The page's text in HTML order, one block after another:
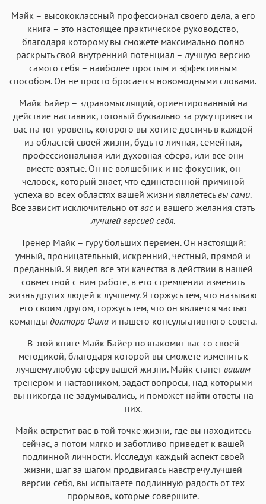
Майк – высококлассный профессионал своего дела, а его
книга – это настоящее практическое руководство,
благодаря которому вы сможете максимально полно
раскрыть свой внутренний потенциал – лучшую версию
самого себя – наиболее простым и эффективным
способом. Он не просто бросается новомодными словами.
Майк Байер – здравомыслящий, ориентированный на
действие наставник, готовый буквально за руку привести
вас на тот уровень, которого вы хотите достичь в каждой
из областей своей жизни, будь то личная, семейная,
профессиональная или духовная сфера, или все они
вместе взятые. Он не волшебник и не фокусник, он
человек, который знает, что единственной причиной
успеха во всех областях вашей жизни являетесьвы сами.
Все зависит исключительно отвас и вашего желания стать
лучшей версией себя.
Тренер Майк – гуру больших перемен. Он настоящий:
умный, проницательный, искренний, честный, прямой и
преданный. Я видел все эти качества в действии в нашей
совместной с ним работе, в его стремлении изменить
жизнь других людей к лучшему. Я горжусь тем, что называю
его своим другом, горжусь тем, что он является частью
команды доктора Филаи нашего консультативного совета.
В этой книге Майк Байер познакомит вас со своей
методикой, благодаря которой вы сможете изменить к
лучшему любую сферу вашей жизни. Майк станетвашим
тренером и наставником, задаст вопросы, над которыми
вы никогда не задумывались, и поможет найти ответы на
них.
Майк встретит вас в той точке жизни, где вы находитесь
сейчас, а потом мягко и заботливо приведет к вашей
подлинной личности. Исследуя каждый аспект своей
жизни, шаг за шагом продвигаясь навстречу лучшей
версии себя, вы испытаете подлинную радость от тех
прорывов, которые совершите.